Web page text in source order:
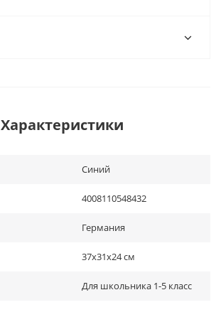
Характеристики
Синий
4008110548432
Германия
37х31х24 см
Для школьника 1-5 класс